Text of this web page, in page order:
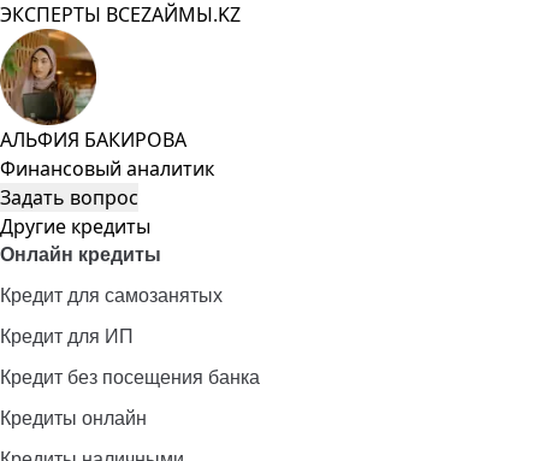
ЭКСПЕРТЫ ВСЕZAЙМЫ.KZ
АЛЬФИЯ БАКИРОВА
Финансовый аналитик
Задать вопрос
Другие кредиты
Онлайн кредиты
Кредит для самозанятых
Кредит для ИП
Кредит без посещения банка
Кредиты онлайн